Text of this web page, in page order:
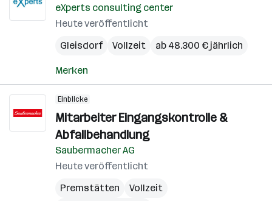
eXperts consulting center
Heute veröffentlicht
Gleisdorf
Vollzeit ab 48.300 € jährlich
Merken
Einblicke
Mitarbeiter Eingangskontrolle &
Abfallbehandlung
Saubermacher AG
Heute veröffentlicht
Premstätten
Vollzeit